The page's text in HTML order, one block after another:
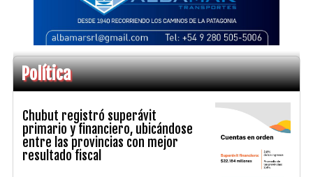
Política
Chubut registró superávit
primario y financiero, ubicándose
entre las provincias con mejor
resultado fiscal